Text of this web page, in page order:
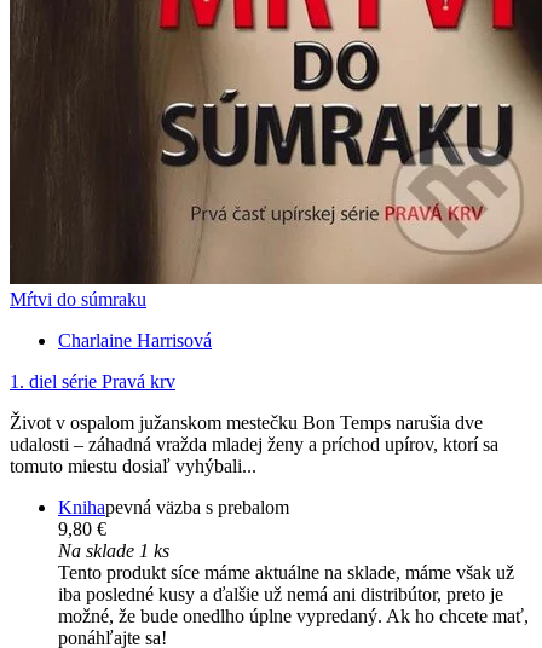
Mŕtvi do súmraku
Charlaine Harrisová
1. diel série Pravá krv
Život v ospalom južanskom mestečku Bon Temps narušia dve
udalosti – záhadná vražda mladej ženy a príchod upírov, ktorí sa
tomuto miestu dosiaľ vyhýbali...
Knihapevná väzba s prebalom
9,80 €
Na sklade 1 ks
Tento produkt síce máme aktuálne na sklade, máme však už
iba posledné kusy a ďalšie už nemá ani distribútor, preto je
možné, že bude onedlho úplne vypredaný. Ak ho chcete mať,
ponáhľajte sa!